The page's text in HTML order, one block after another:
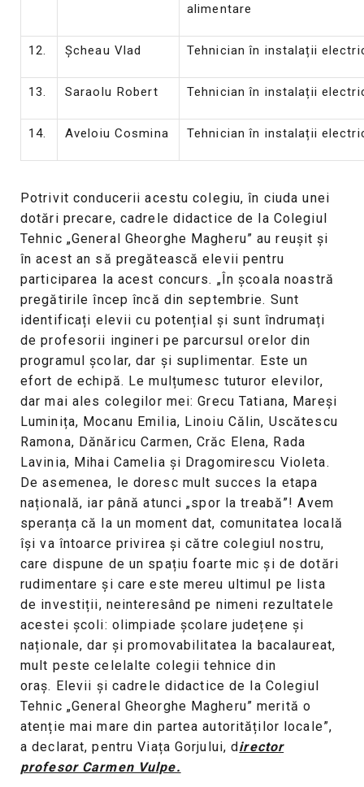
alimentare
12. Șcheau Vlad Tehnician în instalații
13. Saraolu Robert Tehnician în instalații
14. Aveloiu Cosmina Tehnician în instalații
Potrivit conducerii acestu colegiu, în ciuda unei
dotări precare, cadrele didactice de la Colegiul
Tehnic „General Gheorghe Magheru” au reușit și
în acest an să pregătească elevii pentru
participarea la acest concurs. „În școala noastră
pregătirile încep încă din septembrie. Sunt
identificați elevii cu potențial și sunt îndrumați
de profesorii ingineri pe parcursul orelor din
programul școlar, dar și suplimentar. Este un
efort de echipă. Le mulțumesc tuturor elevilor,
dar mai ales colegilor mei: Grecu Tatiana, Mareși
Luminița, Mocanu Emilia, Linoiu Călin, Uscătescu
Ramona, Dănăricu Carmen, Crăc Elena, Rada
Lavinia, Mihai Camelia și Dragomirescu Violeta.
De asemenea, le doresc mult succes la etapa
națională, iar până atunci „spor la treabă”! Avem
speranța că la un moment dat, comunitatea locală
își va întoarce privirea și către colegiul nostru,
care dispune de un spațiu foarte mic și de dotări
rudimentare și care este mereu ultimul pe lista
de investiții, neinteresând pe nimeni rezultatele
acestei școli: olimpiade școlare județene și
naționale, dar și promovabilitatea la bacalaureat,
mult peste celelalte colegii tehnice din
oraș. Elevii și cadrele didactice de la Colegiul
Tehnic „General Gheorghe Magheru” merită o
atenție mai mare din partea autorităților locale”,
a declarat, pentru Viața Gorjului, director
profesor Carmen Vulpe.